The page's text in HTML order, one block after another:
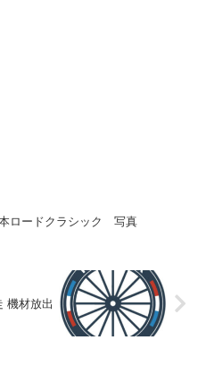
ロードクラシック 写真
機材放出